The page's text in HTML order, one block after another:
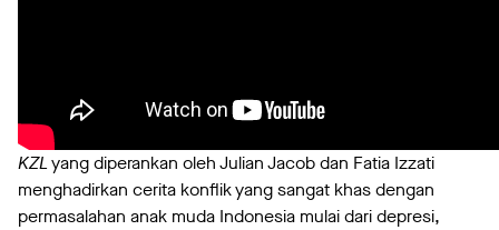
KZLyang diperankan oleh Julian Jacob dan Fatia Izzati
menghadirkan cerita konflik yang sangat khas dengan
permasalahan anak muda Indonesia mulai dari depresi,